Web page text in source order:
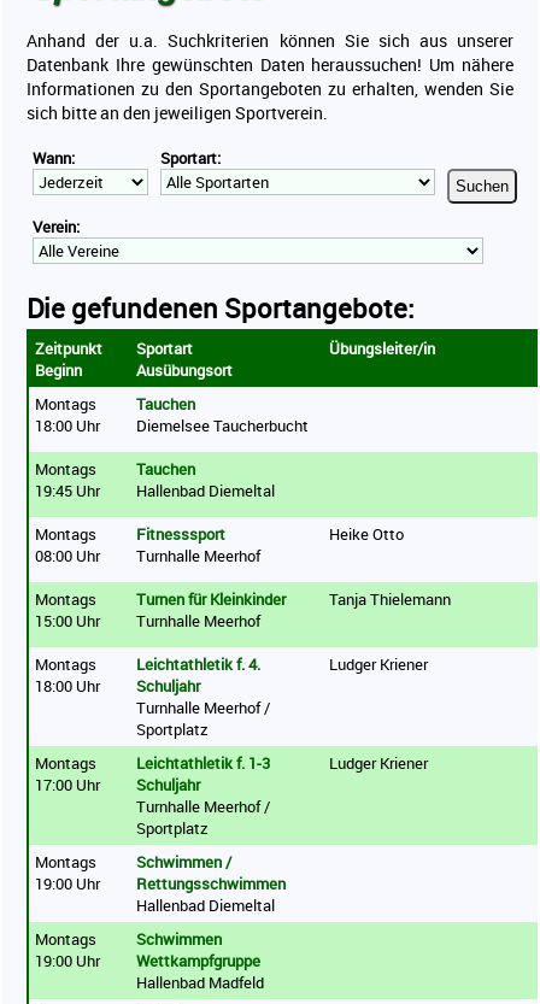
Vereine
Ergebnisse
Kontakt
Anhand der u.a. Suchkriterien können Sie sich aus unserer
Datenbank Ihre gewünschten Daten heraussuchen! Um nähere
Informationen zu den Sportangeboten zu erhalten, wenden Sie
sich bitte an den jeweiligen Sportverein.
Wann: Sportart:
Suchen
Verein:
Die gefundenen Sportangebote:
Zeitpunkt
Beginn
Sportart
Ausübungsort
Übungsleiter/in
Montags
18:00 Uhr
Tauchen
Diemelsee Taucherbucht
Montags
19:45 Uhr
Tauchen
Hallenbad Diemeltal
Montags
08:00 Uhr
Fitnesssport
Turnhalle Meerhof
Heike Otto
Montags
15:00 Uhr
Turnen für Kleinkinder
Turnhalle Meerhof
Tanja Thielemann
Montags
18:00 Uhr
Leichtathletik f. 4.
Schuljahr
Turnhalle Meerhof /
Sportplatz
Ludger Kriener
Montags
17:00 Uhr
Leichtathletik f. 1-3
Schuljahr
Turnhalle Meerhof /
Sportplatz
Ludger Kriener
Montags
19:00 Uhr
Schwimmen /
Rettungsschwimmen
Hallenbad Diemeltal
Montags
19:00 Uhr
Schwimmen
Wettkampfgruppe
Hallenbad Madfeld